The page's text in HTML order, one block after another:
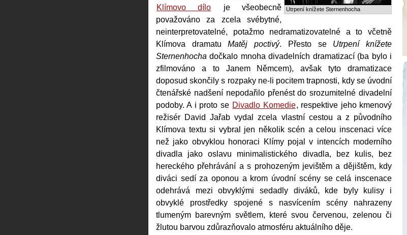
Utrpení knížete Sternenhocha
Klímovo dílo je všeobecně
považováno za zcela svébytné,
neinterpretovatelné, potažmo nedramatizovatelné a to včetně
Klímova dramatuMatěj poctivý. Přesto se Utrpení knížete
Sternenhocha dočkalo mnoha divadelních dramatizací (ba bylo i
zfilmováno a to Janem Němcem), avšak tyto dramatizace
doposud skončily s rozpaky ne-li pocitem trapnosti, kdy se úvodní
čtenářské nadšení nepodařilo přenést do srozumitelné divadelní
podoby. A i proto se Divadlo Komedie, respektive jeho kmenový
režisér David Jařab vydal zcela vlastní cestou a z původního
Klímova textu si vybral jen několik scén a celou inscenaci více
než jako obvyklou honoraci Klímy pojal v intencích moderního
divadla jako oslavu minimalistického divadla, bez kulis, bez
hereckého přehrávání a s prohozeným jevištěm a dějištěm, kdy
diváci sedí za oponou a krom úvodní scény se celá inscenace
odehrává mezi obvyklými sedadly diváků, kde byly kulisy i
obvyklé prostředky spojené s nasvícením scény nahrazeny
tlumeným barevným světlem, které svou červenou, zelenou či
žlutou barvou zdůrazňovalo atmosféru aktuálního děje.